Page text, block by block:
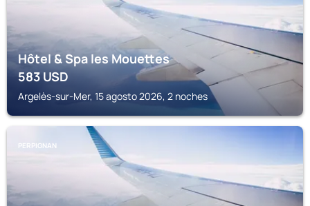
Hôtel & Spa les Mouettes
583USD
Argelès-sur-Mer, 15 agosto 2026, 2 noches
PERPIGNAN